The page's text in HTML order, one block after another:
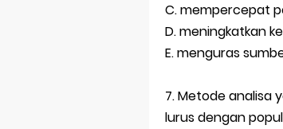
C. mempercepat
D. meningkatkan
E. menguras
7. Metode analisa
lurus dengan